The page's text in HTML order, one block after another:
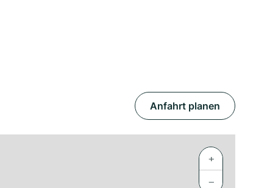
Anfahrt planen
+
−